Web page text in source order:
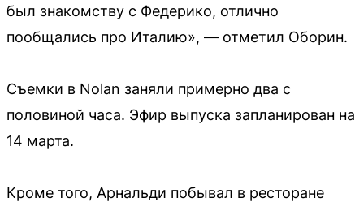
был знакомству с Федерико, отлично
пообщались про Италию», — отметил Оборин.
Съемки в Nolan заняли примерно два с
половиной часа. Эфир выпуска запланирован на
14 марта.
Кроме того, Арнальди побывал в ресторане